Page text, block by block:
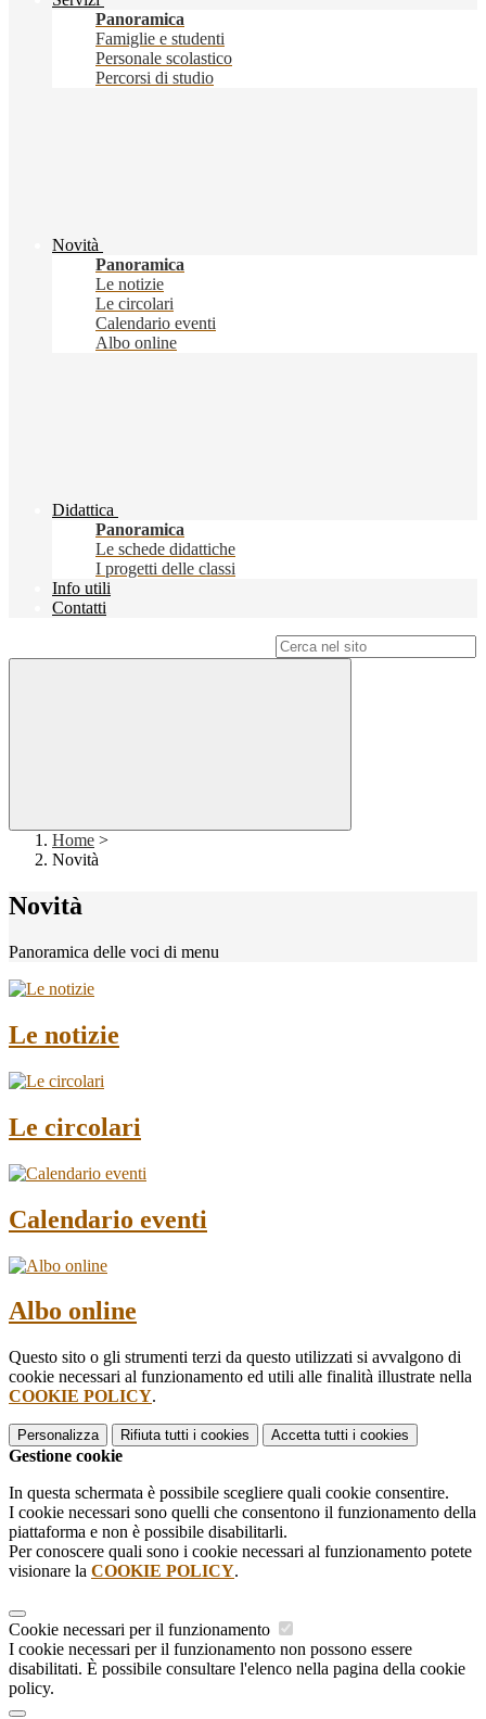
Panoramica
Famiglie e studenti
Personale scolastico
Percorsi di studio
Novità
Panoramica
Le notizie
Le circolari
Calendario eventi
Albo online
Didattica
Panoramica
Le schede didattiche
I progetti delle classi
Info utili
Contatti
Home >
Novità
Novità
Panoramica delle voci di menu
Le notizie
Le circolari
Calendario eventi
Albo online
Questo sito o gli strumenti terzi da questo utilizzati si avvalgono di
cookie necessari al funzionamento ed utili alle finalità illustrate nella
COOKIE POLICY.
Personalizza Rifiuta tutti i cookies Accetta tutti i cookies
Gestione cookie
In questa schermata è possibile scegliere quali cookie consentire.
I cookie necessari sono quelli che consentono il funzionamento della
piattaforma e non è possibile disabilitarli.
Per conoscere quali sono i cookie necessari al funzionamento potete
visionare la COOKIE POLICY.
Cookie necessari per il funzionamento
I cookie necessari per il funzionamento non possono essere
disabilitati. È possibile consultare l'elenco nella pagina della cookie
policy.